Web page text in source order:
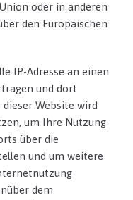
oder in anderen
den Europäischen
IP-Adresse an einen
und dort
Website wird
um Ihre Nutzung
über die
und um weitere
dem